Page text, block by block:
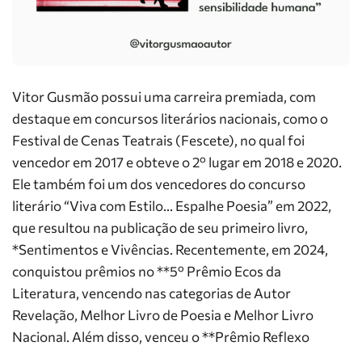
Vitor Gusmão possui uma carreira premiada, com
destaque em concursos literários nacionais, como o
Festival de Cenas Teatrais (Fescete), no qual foi
vencedor em 2017 e obteve o 2º lugar em 2018 e 2020.
Ele também foi um dos vencedores do concurso
literário “Viva com Estilo… Espalhe Poesia” em 2022,
que resultou na publicação de seu primeiro livro,
*Sentimentos e Vivências. Recentemente, em 2024,
conquistou prêmios no **5º Prêmio Ecos da
Literatura, vencendo nas categorias de Autor
Revelação, Melhor Livro de Poesia e Melhor Livro
Nacional. Além disso, venceu o **Prêmio Reflexo